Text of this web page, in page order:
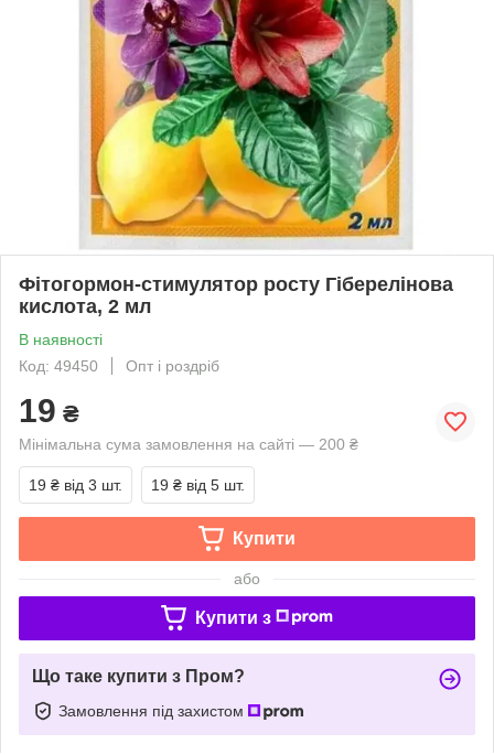
Фітогормон-стимулятор росту Гіберелінова
кислота, 2 мл
В наявності
Код: 49450
Опт і роздріб
19 ₴
Мінімальна сума замовлення на сайті — 200 ₴
19 ₴ від 3 шт. 19 ₴ від 5 шт.
Купити
або
Купити з
Що таке купити з Пром?
Замовлення під захистом